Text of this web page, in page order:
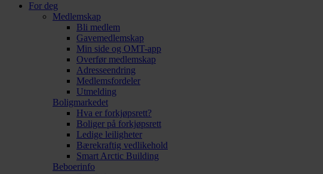
For deg
Medlemskap
Bli medlem
Gavemedlemskap
Min side og OMT-app
Overfør medlemskap
Adresseendring
Medlemsfordeler
Utmelding
Boligmarkedet
Hva er forkjøpsrett?
Boliger på forkjøpsrett
Ledige leiligheter
Bærekraftig vedlikehold
Smart Arctic Building
Beboerinfo